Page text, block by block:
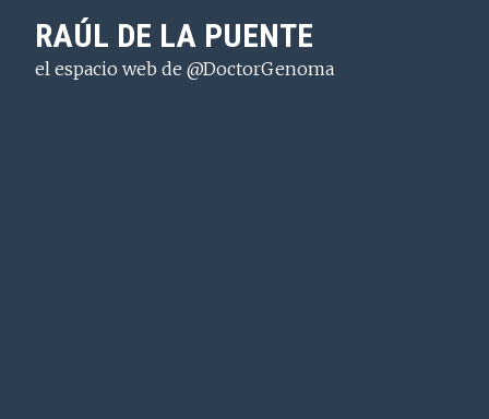
contenido
RAÚL DE LA PUENTE
el espacio web de @DoctorGenoma